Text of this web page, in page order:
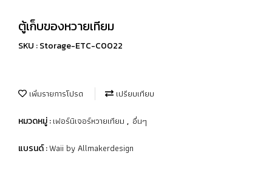
ตู้เก็บของหวายเทียม
SKU : Storage-ETC-C0022
เพิ่มรายการโปรด เปรียบเทียบ
หมวดหมู่ :เฟอร์นิเจอร์หวายเทียม , อื่นๆ
แบรนด์ :Waii by Allmakerdesign